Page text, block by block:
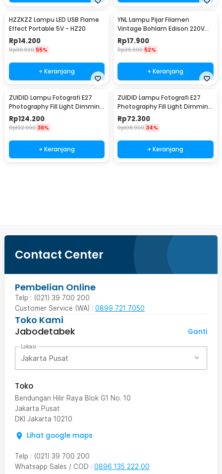
HZZKZZ Lampu LED USB Flame
Effect Portable 5V - HZ20
Rp14.200
Rp30.900 55%
+ Keranjang
YNL Lampu Pijar Filamen
Vintage Bohlam Edison 220V
40W - T45
Rp17.900
Rp36.900 52%
+ Keranjang
ZUIDID Lampu Fotografi E27
Photography Fill Light Dimming
with Remote 150W - Z-27
Rp124.200
Rp192.900 36%
+ Keranjang
ZUIDID Lampu Fotografi E27
Photography Fill Light Dimming
with Remote 85W - Z-27
Rp72.300
Rp108.900 34%
+ Keranjang
Contact Center
Pembelian Online
Telp : (021) 39 700 200
Customer Service (WA) : 0899 721 7050
Toko Kami
Jabodetabek
Ganti
Lokasi
Jakarta Pusat
Toko
Bendungan Hilir Raya Blok G1 No. 10
Jakarta Pusat
DKI Jakarta 10210
Lihat google maps
Telp : (021) 39 700 200
Whatsapp Sales / COD : 0896 135 222 00